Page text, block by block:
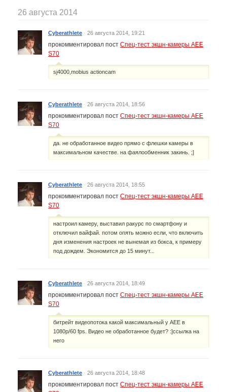
26 августа 2014
Cyberathlete · 26 августа 2014, 19:21
прокомментировал пост Спец-тест экшн-камеры AEE
S70
sj4000,mobius actioncam
Cyberathlete · 26 августа 2014, 18:56
прокомментировал пост Спец-тест экшн-камеры AEE
S70
да. не обработанное видео прямо с флешки камеры в
максимальном качестве. на фаялообменник закинь. ;]
Cyberathlete · 26 августа 2014, 18:55
прокомментировал пост Спец-тест экшн-камеры AEE
S70
настроил камеру, выставил ракурс по смартфону и
отключил вайфай. потом опять можно если, что включить
дня изменения настроек не вынемая из бокса, к примеру
под дождем. Экономится до 15 минут...
Cyberathlete · 26 августа 2014, 18:49
прокомментировал пост Спец-тест экшн-камеры AEE
S70
битрейт видеопотока какой максимальный у AEE в
1080p/60 fps. Видео не обработанное будет? :]ссылка на
него
Cyberathlete · 26 августа 2014, 18:48
прокомментировал пост Спец-тест экшн-камеры AEE